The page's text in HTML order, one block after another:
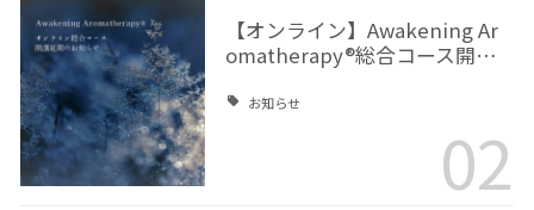
【オンライン】Awakening Ar
omatherapy®総合コース開…
お知らせ
02